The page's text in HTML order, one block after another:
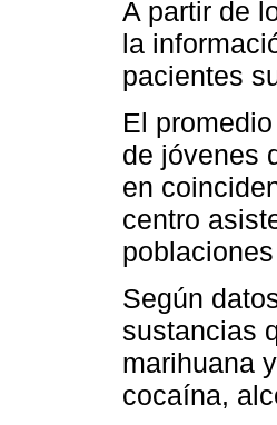
A partir de
la
pacientes
El
de jóvenes
en
centro
Según
sustancias
marihuana
cocaína,